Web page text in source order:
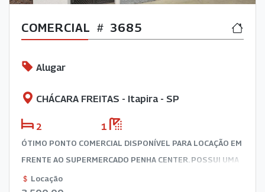
COMERCIAL 3685
Alugar
CHÁCARA FREITAS - Itapira - SP
2
ÓTIMO PONTO COMERCIAL DISPONÍVEL PARA LOCAÇÃO EM
FRENTE AO SUPERMERCADO PENHA CENTER. POSSUI UMA
SALA, COZINHA, BANHEIRO E PORÃO. EXCELENTE
Locação